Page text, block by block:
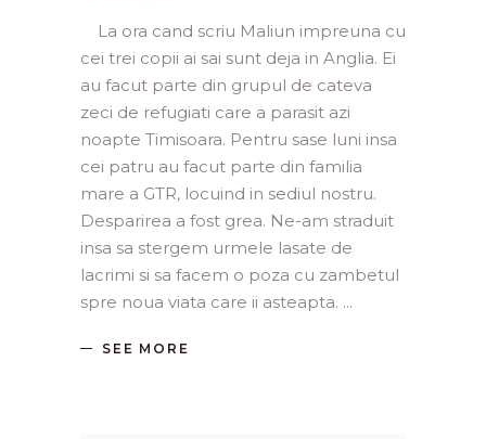
La ora cand scriu Maliun impreuna cu
cei trei copii ai sai sunt deja in Anglia. Ei
au facut parte din grupul de cateva
zeci de refugiati care a parasit azi
noapte Timisoara. Pentru sase luni insa
cei patru au facut parte din familia
mare a GTR, locuind in sediul nostru.
Desparirea a fost grea. Ne-am straduit
insa sa stergem urmele lasate de
lacrimi si sa facem o poza cu zambetul
spre noua viata care ii asteapta.
SEE MORE